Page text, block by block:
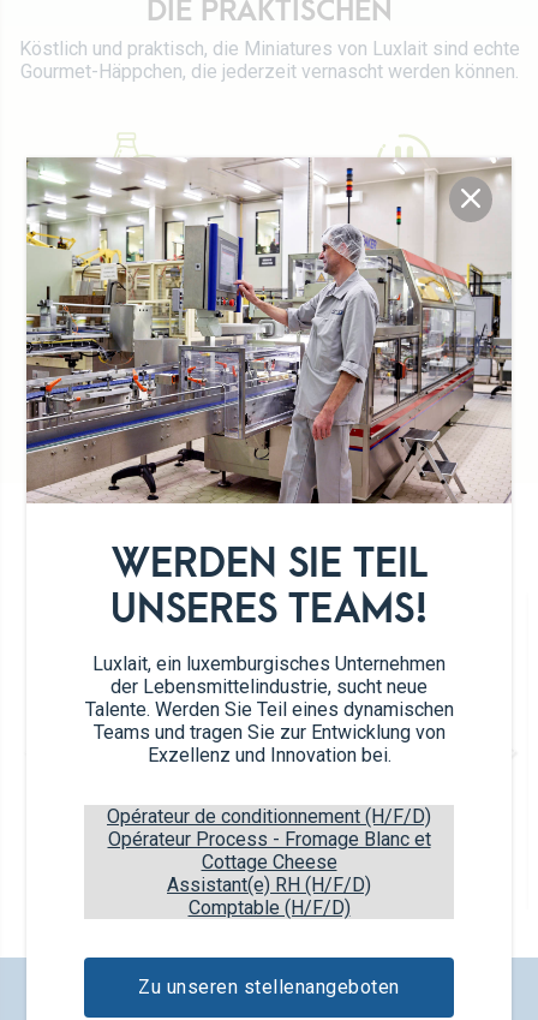
WERDEN SIE TEIL
UNSERES TEAMS!
Luxlait, ein luxemburgisches Unternehmen
der Lebensmittelindustrie, sucht neue
Talente. Werden Sie Teil eines dynamischen
Teams und tragen Sie zur Entwicklung von
Exzellenz und Innovation bei.
Opérateur de conditionnement (H/F/D)
Opérateur Process - Fromage Blanc et
Cottage Cheese
Assistant(e) RH (H/F/D)
Comptable (H/F/D)
Zu unseren stellenangeboten
DIE PRAKTISCHEN
Köstlich und praktisch, die Miniatures von Luxlait sind echte
Gourmet-Häppchen, die jederzeit vernascht werden können.
100% luxemburgische
Milch
Genießerpause
Praktisches Format
Kokos
10 Eispralinen
UNSERE NEUHEITEN